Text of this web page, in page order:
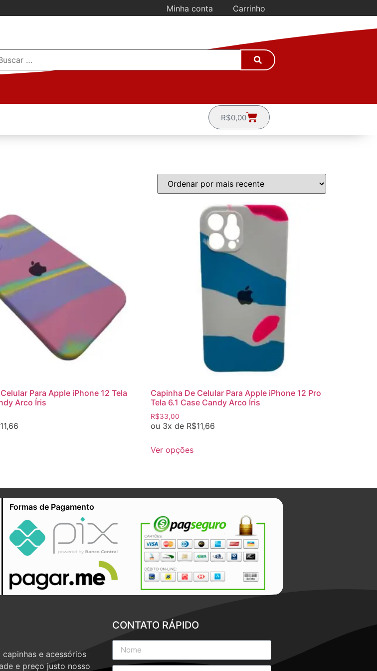
Minha conta Carrinho
R$0,00
Para Apple iPhone 12 Tela
Arco Íris
11,66
Capinha De Celular Para Apple iPhone 12 Pro
Tela 6.1 Case Candy Arco Íris
R$33,00
ou 3x de R$11,66
Ver opções
Formas de Pagamento
e acessórios
e preço justo nosso
CONTATO RÁPIDO